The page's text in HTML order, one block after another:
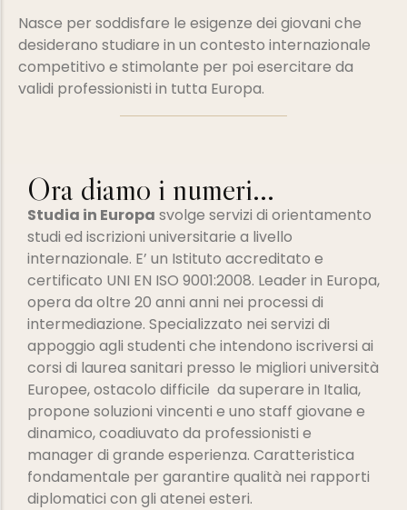
Nasce per soddisfare le esigenze dei giovani che
desiderano studiare in un contesto internazionale
competitivo e stimolante per poi esercitare da
validi professionisti in tutta Europa.
Ora diamo i numeri...
Studia in Europa svolge servizi di orientamento
studi ed iscrizioni universitarie a livello
internazionale. E’ un Istituto accreditato e
certificato UNI EN ISO 9001:2008. Leader in Europa,
opera da oltre 20 anni anni nei processi di
intermediazione. Specializzato nei servizi di
appoggio agli studenti che intendono iscriversi ai
corsi di laurea sanitari presso le migliori università
Europee, ostacolo difficile da superare in Italia,
propone soluzioni vincenti e uno staff giovane e
dinamico, coadiuvato da professionisti e
manager di grande esperienza. Caratteristica
fondamentale per garantire qualità nei rapporti
diplomatici con gli atenei esteri.